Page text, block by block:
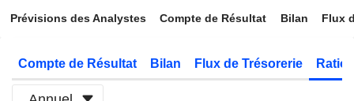
Prévisions des Analystes Compte de Résultat Bilan Flux
Compte de Résultat Bilan Flux de Trésorerie